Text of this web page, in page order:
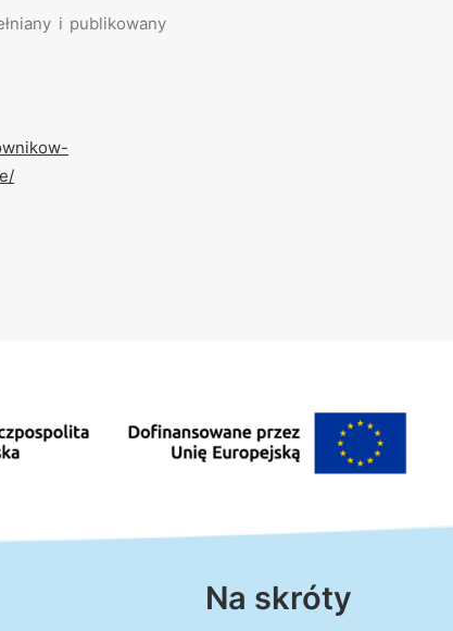
i publikowany
Na skróty